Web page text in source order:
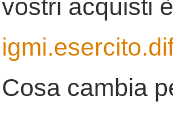
vostri acquisti
Cosa cambia